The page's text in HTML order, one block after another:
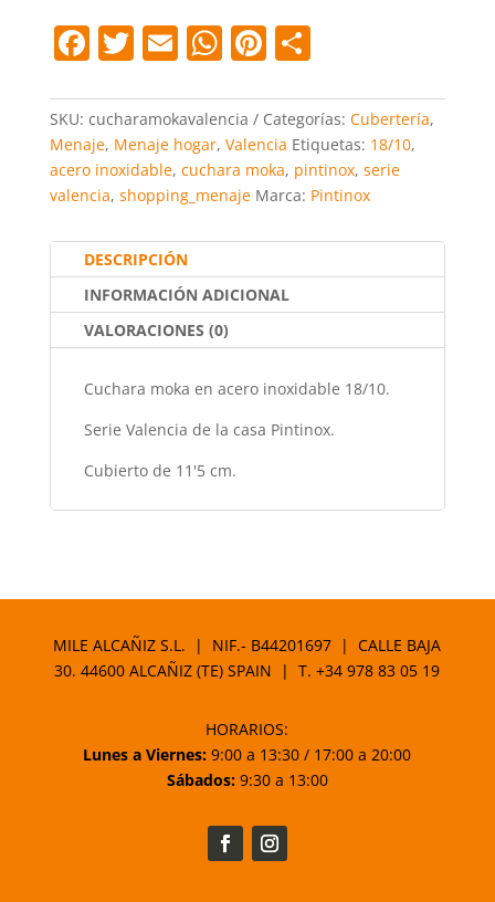
F
c
e
b
o
k
T
itt
er
E
ai
l
W
at
s
A
p
p
Pi
er
e
st
C
m
p
ar
SKU: cucharamokavalencia Categorías: Cubertería,
Menaje, Menaje hogar, Valencia Etiquetas: 18/10,
acero inoxidable, cuchara moka, pintinox, serie
valencia, shopping_menaje Marca: Pintinox
DESCRIPCIÓN
INFORMACIÓN ADICIONAL
VALORACIONES (0)
Cuchara moka en acero inoxidable 18/10.
Serie Valencia de la casa Pintinox.
Cubierto de 11'5 cm.
MILE ALCAÑIZ S.L. | NIF.- B44201697 | CALLE BAJA
30. 44600 ALCAÑIZ (TE) SPAIN | T.+34 978 83 05 19
HORARIOS:
Lunes a Viernes: 9:00 a 13:30 / 17:00 a 20:00
Sábados:9:30 a 13:00